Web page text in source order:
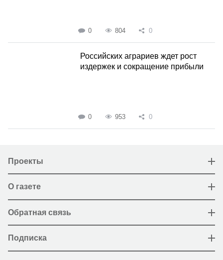
0 804 0
Российских аграриев ждет рост
издержек и сокращение прибыли
0 953 0
Проекты
О газете
Обратная связь
Подписка